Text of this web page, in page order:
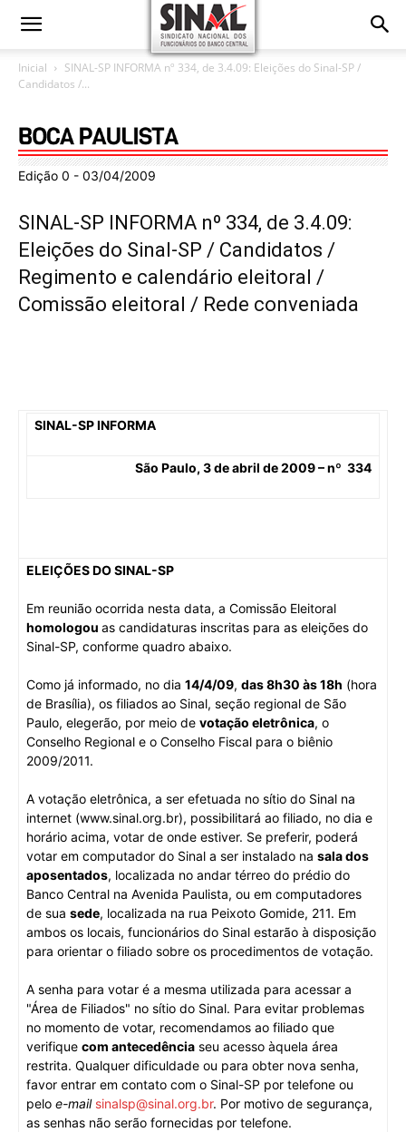
Inicial
SINAL-SP INFORMA nº 334, de 3.4.09: Eleições do Sinal-SP /
Candidatos /...
Edição 0 - 03/04/2009
SINAL-SP INFORMA nº 334, de 3.4.09:
Eleições do Sinal-SP / Candidatos /
Regimento e calendário eleitoral /
Comissão eleitoral / Rede conveniada
SINAL-SPINFORMA
São Paulo, 3 de abril de 2009 – nº 334
ELEIÇÕES DO SINAL-SP
Em reunião ocorrida nesta data, a Comissão Eleitoral
homologou as candidaturas inscritas para as eleições do
Sinal-SP, conforme quadro abaixo.
Como já informado, no dia 14/4/09, das 8h30 às 18h (hora
de Brasília), os filiados ao Sinal, seção regional de São
Paulo, elegerão, por meio de votação eletrônica, o
Conselho Regional e o Conselho Fiscal para o biênio
2009/2011.
A votação eletrônica, a ser efetuada no sítio do Sinal na
internet (www.sinal.org.br), possibilitará ao filiado, no dia e
horário acima, votar de onde estiver. Se preferir, poderá
votar em computador do Sinal a ser instalado na sala dos
aposentados, localizada no andar térreo do prédio do
Banco Central na Avenida Paulista, ou em computadores
de sua sede, localizada na rua Peixoto Gomide, 211. Em
ambos os locais, funcionários do Sinal estarão à disposição
para orientar o filiado sobre os procedimentos de votação.
A senha para votar é a mesma utilizada para acessar a
"Área de Filiados" no sítio do Sinal. Para evitar problemas
no momento de votar, recomendamos ao filiado que
verifique com antecedência seu acesso àquela área
restrita. Qualquer dificuldade ou para obter nova senha,
favor entrar em contato com o Sinal-SP por telefone ou
pelo e-mail sinalsp@sinal.org.br. Por motivo de segurança,
as senhas não serão fornecidas por telefone.